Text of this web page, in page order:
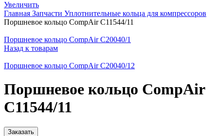
Увеличить
Главная Запчасти Уплотнительные кольца для компрессоров
Поршневое кольцо CompAir C11544/11
Поршневое кольцо CompAir C20040/1
Назад к товарам
Поршневое кольцо CompAir C20040/12
Поршневое кольцо CompAir
C11544/11
Заказать